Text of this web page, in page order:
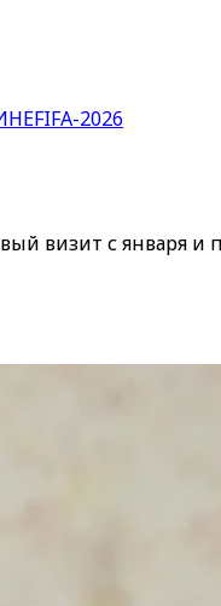
FIFA-2026
визит с января и